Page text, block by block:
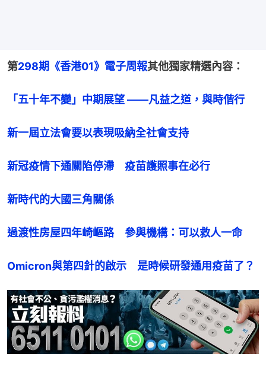
第298期《香港01》電子周報其他獨家精選內容：
「五十年不變」中期展望 ——凡益之道，與時偕行
新一屆立法會要以表現吸納全社會支持
新冠疫情下通關陷停滯　疫苗護照事在必行
新時代的大國三角關係
過渡性房屋四年崎嶇路　參與機構：可以救人一命
Omicron與第四針的啟示　是時候研發通用疫苗了？